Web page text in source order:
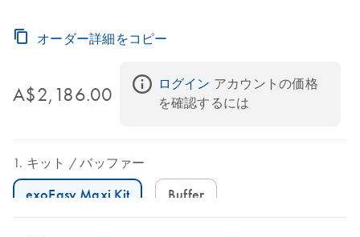
オーダー詳細をコピー
A$2,186.00 ログイン アカウントの価格
を確認するには
キット バッファー
exoEasy Maxi Kit Buffer